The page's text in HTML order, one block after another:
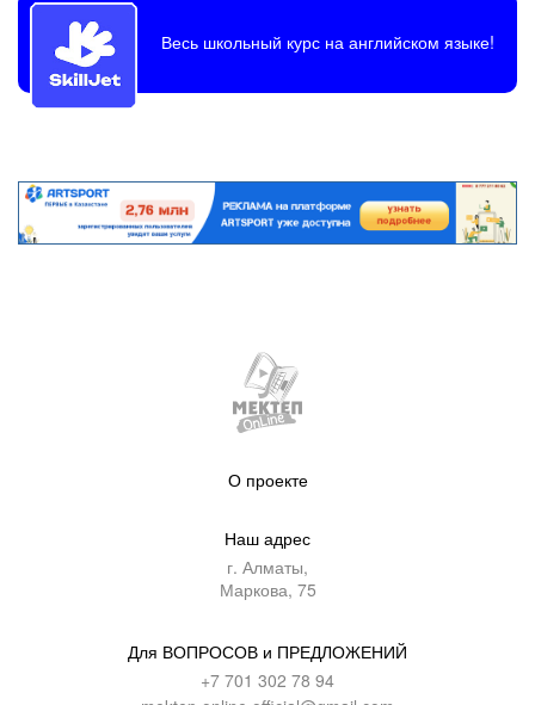
Весь школьный курс на английском языке!
О проекте
Наш адрес
г. Алматы,
Маркова, 75
Для ВОПРОСОВ и ПРЕДЛОЖЕНИЙ
+7 701 302 78 94